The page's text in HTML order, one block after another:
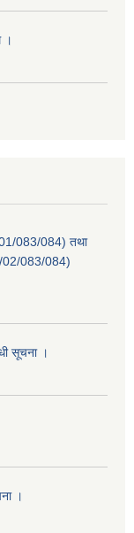
।
01/083/084) तथा
02/083/084)
सूचना ।
।